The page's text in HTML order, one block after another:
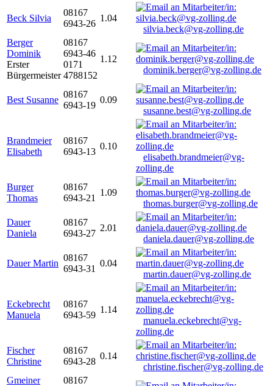
Beck Silvia
08167
6943-26
1.04
silvia.beck@vg-zolling.de
Berger
Dominik
Erster
Bürgermeister
08167
6943-46
0171
4788152
1.12
dominik.berger@vg-zolling.de
Best Susanne
08167
6943-19
0.09
susanne.best@vg-zolling.de
Brandmeier
Elisabeth
08167
6943-13
0.10
elisabeth.brandmeier@vg-
zolling.de
Burger
Thomas
08167
6943-21
1.09
thomas.burger@vg-zolling.de
Dauer
Daniela
08167
6943-27
2.01
daniela.dauer@vg-zolling.de
Dauer Martin
08167
6943-31
0.04
martin.dauer@vg-zolling.de
Eckebrecht
Manuela
08167
6943-59
1.14
manuela.eckebrecht@vg-
zolling.de
Fischer
Christine
08167
6943-28
0.14
christine.fischer@vg-zolling.de
Gmeiner
08167